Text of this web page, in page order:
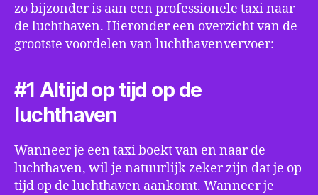
zo bijzonder is aan een professionele taxi naar
de luchthaven. Hieronder een overzicht van de
grootste voordelen van luchthavenvervoer:
#1 Altijd op tijd op de
luchthaven
Wanneer je een taxi boekt van en naar de
luchthaven, wil je natuurlijk zeker zijn dat je op
tijd op de luchthaven aankomt. Wanneer je